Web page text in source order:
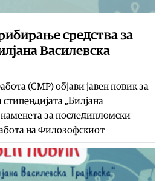
средства за
Василевска
(СМР) објави јавен повик за
„Билјана
наменета за последипломски
на Филозофскиот